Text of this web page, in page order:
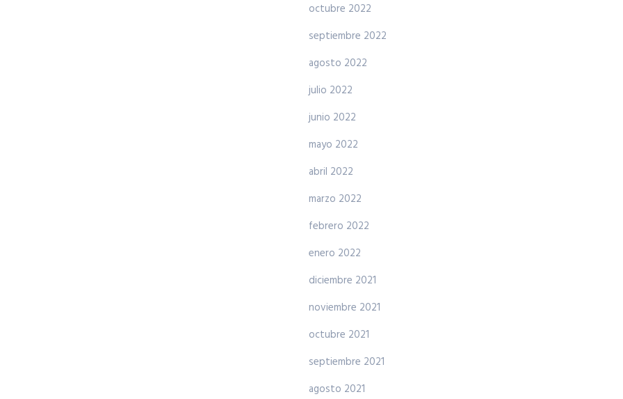
octubre 2022
septiembre 2022
agosto 2022
julio 2022
junio 2022
mayo 2022
abril 2022
marzo 2022
febrero 2022
enero 2022
diciembre 2021
noviembre 2021
octubre 2021
septiembre 2021
agosto 2021